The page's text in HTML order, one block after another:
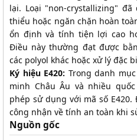
lại. Loại "non-crystallizing"
thiểu hoặc ngăn chặn hoàn
ổn định và tính tiện lợi cao
Điều này thường đạt được
các polyol khác hoặc xử lý đặc
Ký hiệu E420: Trong danh
minh Châu Âu và nhiều
phép sử dụng với mã số
công nhận về tính an toàn khi
Nguồn gốc